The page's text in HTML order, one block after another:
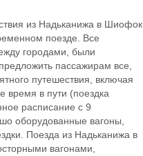
из Надьканижа в Шиофок
поезде. Все
городами, были
пассажирам все,
путешествия, включая
время в пути (поездка
расписание с 9
оборудованные вагоны,
Поезда из Надьканижа в
вагонами,